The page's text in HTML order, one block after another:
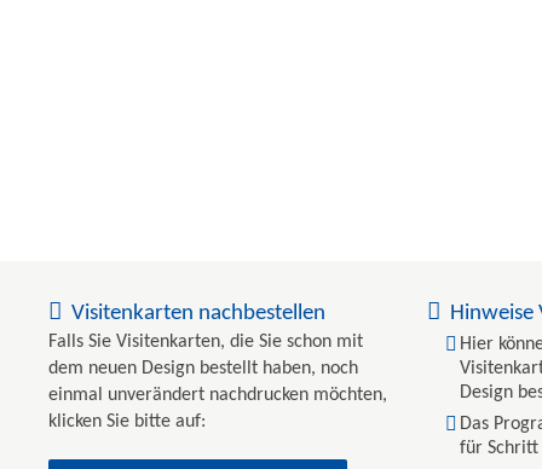
Visitenkarten nachbestellen
Falls Sie Visitenkarten, die Sie schon mit
dem neuen Design bestellt haben, noch
einmal unverändert nachdrucken möchten,
klicken Sie bitte auf:
Hinweise
Hier
Design
Das
für